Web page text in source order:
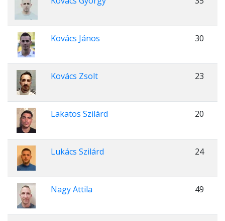
Kovács János 30
Kovács Zsolt 23
Lakatos Szilárd 20
Lukács Szilárd 24
Nagy Attila 49